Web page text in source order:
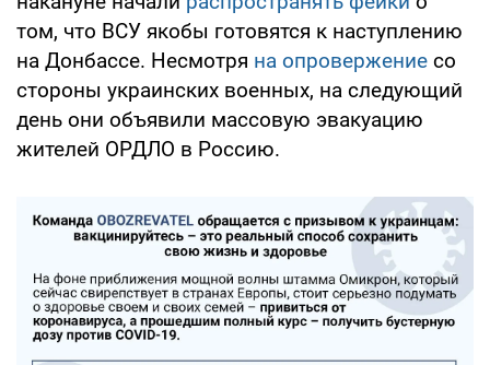
том, что ВСУ якобы готовятся к наступлению
на Донбассе. Несмотря на опровержение со
стороны украинских военных, на следующий
день они объявили массовую эвакуацию
жителей ОРДЛО в Россию.